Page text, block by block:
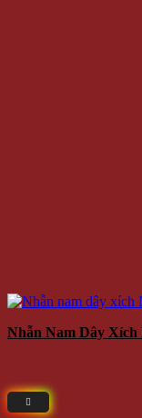
Nhẫn Nam Dây Xích